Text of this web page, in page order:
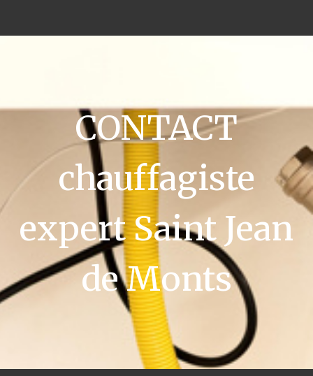
CONTACT
chauffagiste
expert Saint Jean
de Monts